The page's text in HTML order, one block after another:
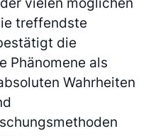
treffendste
die
Phänomene als
Wahrheiten